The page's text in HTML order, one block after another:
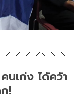
นเก่ง ได้คว้า
!